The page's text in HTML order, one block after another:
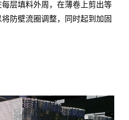
层填料外周，在薄卷上剪出等
防壁流圈调整，同时起到加固